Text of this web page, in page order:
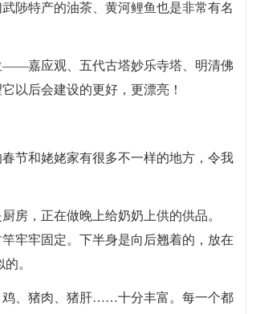
陟特产的油茶、黄河鲤鱼也是非常有名
——嘉应观、五代古塔妙乐寺塔、明清佛
以后会建设的更好，更漂亮！
节和姥姥家有很多不一样的地方，令我
房，正在做晚上给奶奶上供的供品。
牢牢固定。下半身是向后翘着的，放在
。
鸡、猪肉、猪肝……十分丰富。每一个都